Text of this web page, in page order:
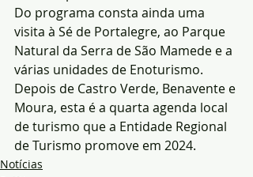
Do programa consta ainda uma
visita à Sé de Portalegre, ao Parque
Natural da Serra de São Mamede e a
várias unidades de Enoturismo.
Depois de Castro Verde, Benavente e
Moura, esta é a quarta agenda local
de turismo que a Entidade Regional
de Turismo promove em 2024.
Notícias